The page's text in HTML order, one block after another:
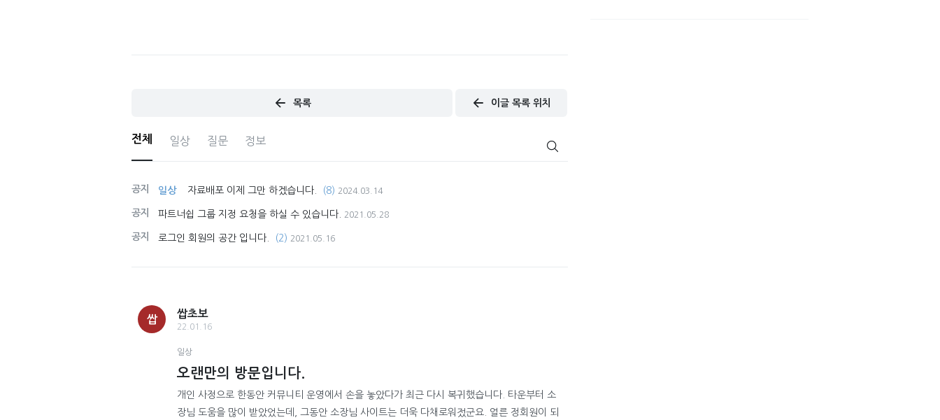
목록 이글 목록 위치
전체 일상 질문 정보
공지 일상 자료배포 이제 그만 하겠습니다. (8) 2024.03.14
공지 파트너쉽 그룹 지정 요청을 하실 수 있습니다. 2021.05.28
공지 로그인 회원의 공간 입니다. (2) 2021.05.16
쌉
쌉초보
22.01.16
일상
오랜만의 방문입니다.
개인 사정으로 한동안 커뮤니티 운영에서 손을 놓았다가 최근 다시 복귀했습니다. 타운부터 소
장님 도움을 많이 받았었는데, 그동안 소장님 사이트는 더욱 다채로워젔군요. 얼른 정회원이 되